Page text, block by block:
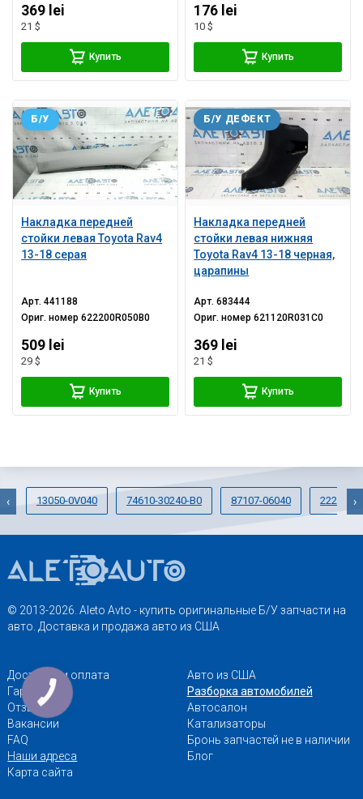
369 lei
21 $
Купить
176 lei
10 $
Купить
Накладка передней
стойки левая Toyota Rav4
13-18 серая
Б/У
Арт.441188
Ориг. номер622200R050B0
509 lei
29 $
Купить
Накладка передней
стойки левая нижняя
Toyota Rav4 13-18 черная,
царапины
Б/У ДЕФЕКТ
Арт.683444
Ориг. номер621120R031C0
369 lei
21 $
Купить
13050-0V040 74610-30240-B0 87107-06040 22204-
‹ ›
© 2013-2026. Aleto Avto - купить оригинальные Б/У запчасти на
авто. Доставка и продажа авто из США
Доставка и оплата
Гарантии
Отзывы
Вакансии
FAQ
Наши адреса
Карта сайта
Авто из США
Разборка автомобилей
Автосалон
Катализаторы
Бронь запчастей не в наличии
Блог